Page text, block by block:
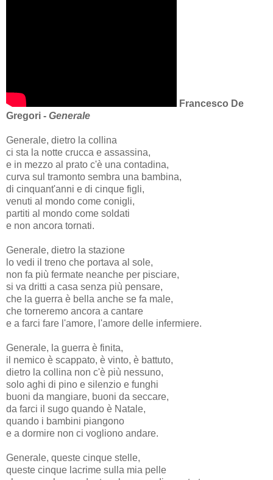
Francesco De
Gregori - Generale
Generale, dietro la collina
ci sta la notte crucca e assassina,
e in mezzo al prato c'è una contadina,
curva sul tramonto sembra una bambina,
di cinquant'anni e di cinque figli,
venuti al mondo come conigli,
partiti al mondo come soldati
e non ancora tornati.
Generale, dietro la stazione
lo vedi il treno che portava al sole,
non fa più fermate neanche per pisciare,
si va dritti a casa senza più pensare,
che la guerra è bella anche se fa male,
che torneremo ancora a cantare
e a farci fare l'amore, l'amore delle infermiere.
Generale, la guerra è finita,
il nemico è scappato, è vinto, è battuto,
dietro la collina non c'è più nessuno,
solo aghi di pino e silenzio e funghi
buoni da mangiare, buoni da seccare,
da farci il sugo quando è Natale,
quando i bambini piangono
e a dormire non ci vogliono andare.
Generale, queste cinque stelle,
queste cinque lacrime sulla mia pelle